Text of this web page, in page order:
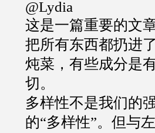
@Lydia
这是一篇重要的文
把所有东西都扔进
炖菜，有些成分是
切。
多样性不是我们的
的“多样性”。但与